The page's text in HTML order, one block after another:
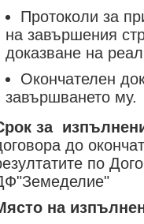
Протоколи за
на завършения
доказване на
Окончателен
завършването му.
за
до
по
на